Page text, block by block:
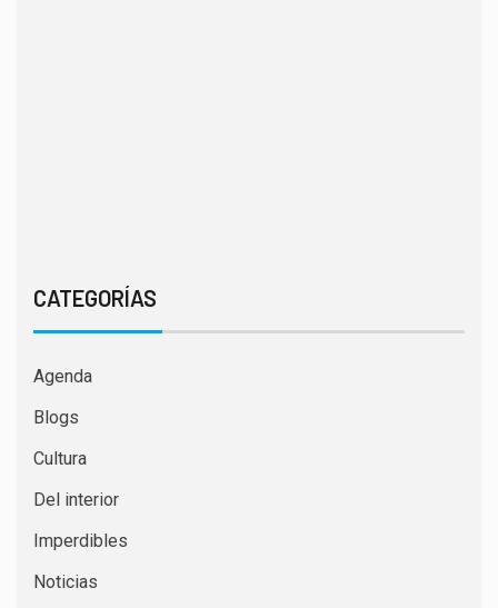
CATEGORÍAS
Agenda
Blogs
Cultura
Del interior
Imperdibles
Noticias